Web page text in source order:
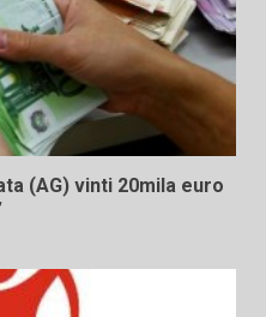
(AG) vinti 20mila euro